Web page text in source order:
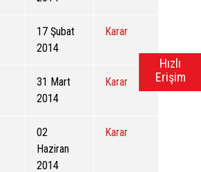
Hızlı
Erişim
17 Şubat
2014
Karar
31 Mart
2014
Karar
02
Haziran
2014
Karar